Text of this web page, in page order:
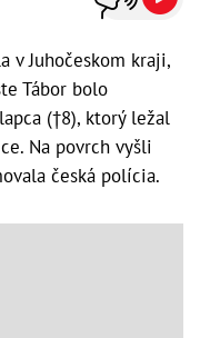
v Juhočeskom kraji,
Tábor bolo
(†8), ktorý ležal
Na povrch vyšli
česká polícia.